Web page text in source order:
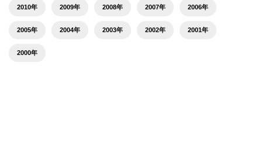
2010年 2009年 2008年 2007年 2006年
2005年 2004年 2003年 2002年 2001年
2000年